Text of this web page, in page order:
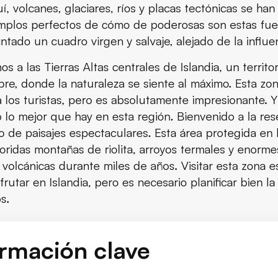
cera de la reserva natural de Fjallabak
en la reserva natural de Fjallabak
la reserva natural de y cómo llegar
la reserva natural de Fjallabak
la maleta para ir a la reserva natural de Fjallabak
viaje
volcanes, glaciares, ríos y placas tectónicas se
perfectos de cómo de poderosas son estas
un cuadro virgen y salvaje, alejado de la
a las Tierras Altas centrales de Islandia, un
donde la naturaleza se siente al máximo. Esta
los turistas, pero es absolutamente impresionante.
lo mejor que hay en esta región. Bienvenido a la
de paisajes espectaculares. Esta área protegida
montañas de riolita, arroyos termales y
durante miles de años. Visitar esta zona
en Islandia, pero es necesario planificar bien
clave